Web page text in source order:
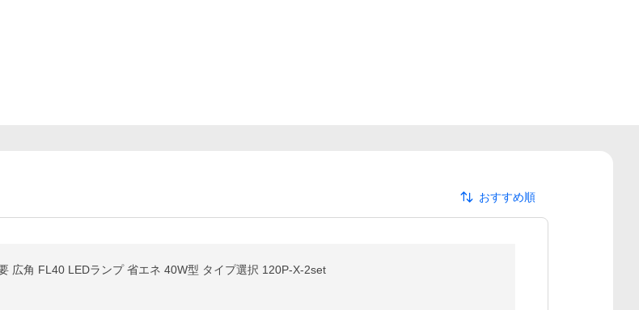
おすすめ順
広角 FL40 LEDランプ 省エネ 40W型 タイプ選択 120P-X-2set